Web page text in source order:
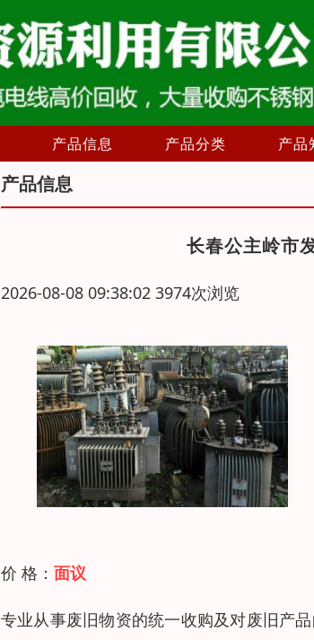
产品信息 产品分类 产品
产品信息
长春公主岭市
2026-08-08 09:38:02 3974次浏览
价 格： 面议
专业从事废旧物资的统一收购及对废旧产